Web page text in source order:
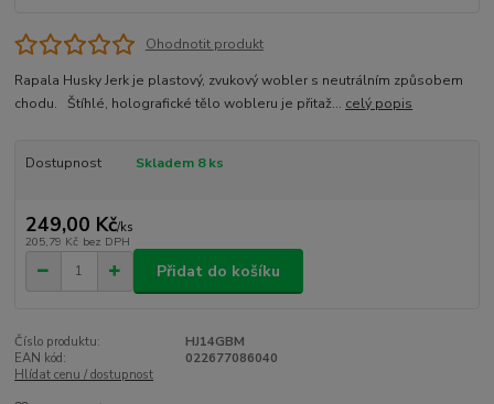
Ohodnotit produkt
Rapala Husky Jerk je plastový, zvukový wobler s neutrálním způsobem
chodu. Štíhlé, holografické tělo wobleru je přitaž... celý popis
Dostupnost Skladem 8 ks
249,00 Kč/ks
205,79 Kč bez DPH
Přidat do košíku
Číslo produktu:
HJ14GBM
EAN kód:
022677086040
Hlídat cenu / dostupnost